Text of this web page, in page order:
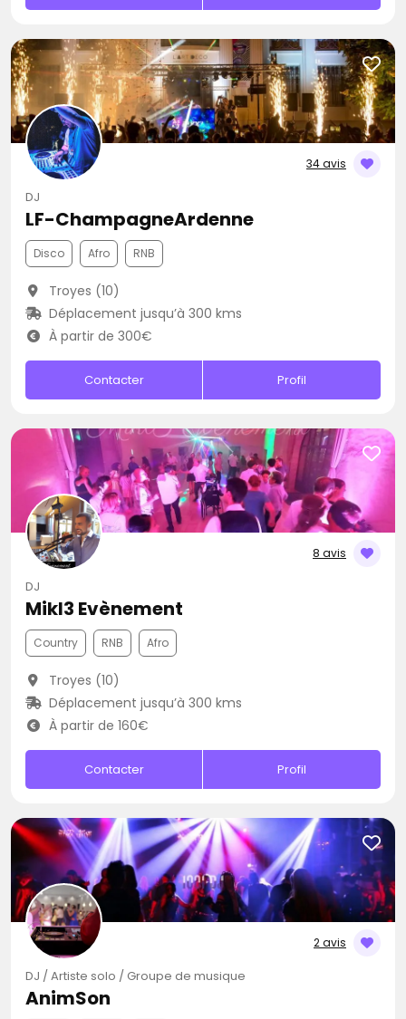
34 avis
DJ
LF-ChampagneArdenne
Disco Afro RNB
Troyes (10)
Déplacement jusqu’à 300 kms
À partir de 300€
Contacter Profil
8 avis
DJ
Mikl3 Evènement
Country RNB Afro
Troyes (10)
Déplacement jusqu’à 300 kms
À partir de 160€
Contacter Profil
2 avis
DJ / Artiste solo / Groupe de musique
AnimSon